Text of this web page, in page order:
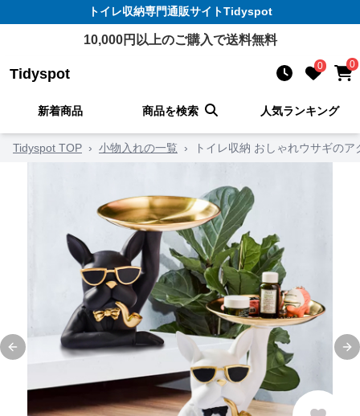
トイレ収納専門通販サイトTidyspot
10,000円以上のご購入で送料無料
Tidyspot 0 0
新着商品 商品を検索 人気ランキング
Tidyspot TOP › 小物入れの一覧 › トイレ収納 おしゃれウサギの
Previous slide